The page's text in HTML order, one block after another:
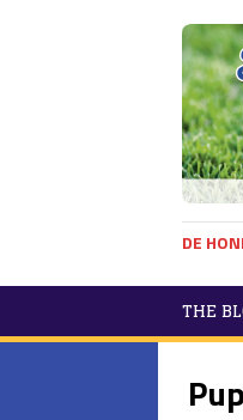
DE
THE